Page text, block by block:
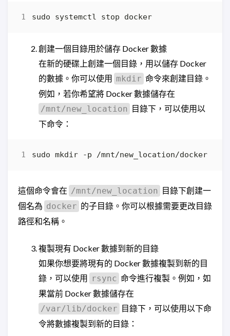
創建一個目錄用於儲存 Docker 數據
在新的硬碟上創建一個目錄，用以儲存 Docker
的數據。你可以使用 mkdir 命令來創建目錄。
例如，若你希望將 Docker 數據儲存在
/mnt/new_location
目錄下，可以使用以
下命令：
這個命令會在 /mnt/new_location
目錄下創建一
個名為 docker 的子目錄。你可以根據需要更改目錄
路徑和名稱。
複製現有 Docker 數據到新的目錄
如果你想要將現有的 Docker 數據複製到新的目
錄，可以使用
rsync 命令進行複製。例如，如
果當前 Docker 數據儲存在
/var/lib/docker 目錄下，可以使用以下命
令將數據複製到新的目錄：